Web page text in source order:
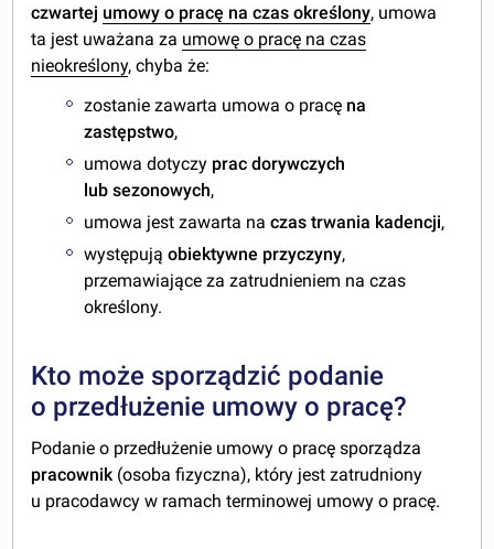
czwartej umowy o pracę na czas określony, umowa
ta jest uważana za umowę o pracę na czas
nieokreślony, chyba że:
zostanie zawarta umowa o pracę na
zastępstwo,
umowa dotyczy prac dorywczych
lub sezonowych,
umowa jest zawarta naczas trwania kadencji,
występująobiektywne przyczyny,
przemawiające za zatrudnieniem na czas
określony.
Kto może sporządzić podanie
o przedłużenie umowy o pracę?
Podanie o przedłużenie umowy o pracę sporządza
pracownik (osoba fizyczna), który jest zatrudniony
u pracodawcy w ramach terminowej umowy o pracę.